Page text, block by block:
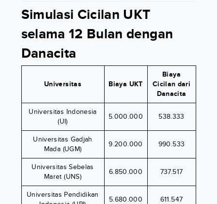
Simulasi Cicilan UKT
selama 12 Bulan dengan
Danacita
Universitas Biaya UKT
Biaya
Cicilan dari
Danacita
Universitas Indonesia
(UI)
5.000.000 538.333
Universitas Gadjah
Mada (UGM)
9.200.000 990.533
Universitas Sebelas
Maret (UNS)
6.850.000 737.517
Universitas Pendidikan
5.680.000 611.547